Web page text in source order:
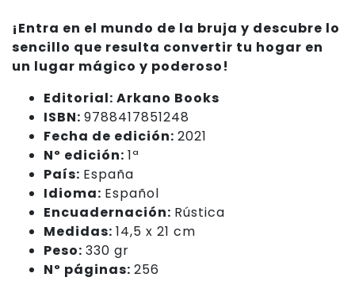
¡Entra en el mundo de la bruja y descubre lo
sencillo que resulta convertir tu hogar en
un lugar mágico y poderoso!
Editorial: Arkano Books
ISBN: 9788417851248
Fecha de edición: 2021
Nº edición: 1ª
País: España
Idioma: Español
Encuadernación: Rústica
Medidas: 14,5 x 21 cm
Peso: 330 gr
Nº páginas: 256